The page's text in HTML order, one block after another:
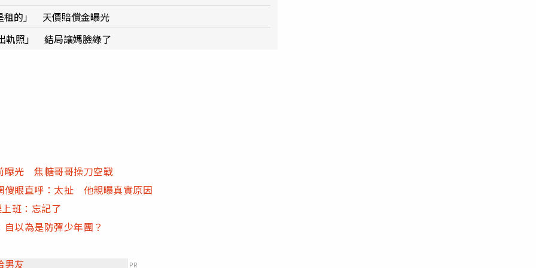
租的」 天價賠償金曝光
軌照」 結局讓媽臉綠了
曝光 焦糖哥哥操刀空戰
傻眼直呼：太扯 他親曝真實原因
班：忘記了
以為是防彈少年團？
男友 PR